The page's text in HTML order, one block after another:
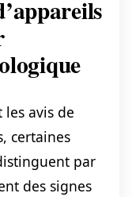
les avis de
certaines
par
des signes